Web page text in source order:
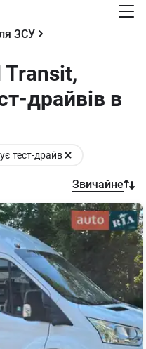
ЗСУ
Transit,
драйвів в
тест-драйв
Звичайне